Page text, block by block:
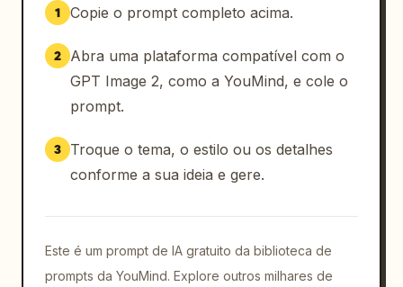
1 Copie o prompt completo acima.
2
Abra uma plataforma compatível com o
GPT Image 2, como a YouMind, e cole o
prompt.
3
Troque o tema, o estilo ou os detalhes
conforme a sua ideia e gere.
Este é um prompt de IA gratuito da biblioteca de
prompts da YouMind. Explore outros milhares de